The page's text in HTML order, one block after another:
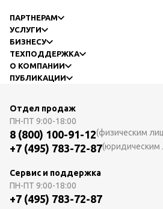
ПАРТНЕРАМ
УСЛУГИ
БИЗНЕСУ
ТЕХПОДДЕРЖКА
О КОМПАНИИ
ПУБЛИКАЦИИ
Отдел продаж
ПН-ПТ 9:00-18:00
8 (800) 100-91-12(физическим
+7 (495) 783-72-87(юридическим
Сервис и поддержка
ПН-ПТ 9:00-18:00
+7 (495) 783-72-87